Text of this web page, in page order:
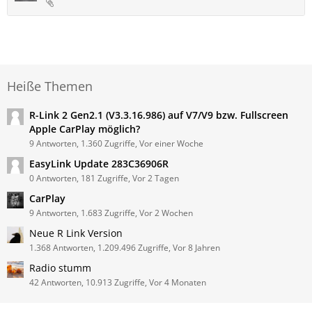
Heiße Themen
R-Link 2 Gen2.1 (V3.3.16.986) auf V7/V9 bzw. Fullscreen
Apple CarPlay möglich?
9 Antworten, 1.360 Zugriffe, Vor einer Woche
EasyLink Update 283C36906R
0 Antworten, 181 Zugriffe, Vor 2 Tagen
CarPlay
9 Antworten, 1.683 Zugriffe, Vor 2 Wochen
Neue R Link Version
1.368 Antworten, 1.209.496 Zugriffe, Vor 8 Jahren
Radio stumm
42 Antworten, 10.913 Zugriffe, Vor 4 Monaten